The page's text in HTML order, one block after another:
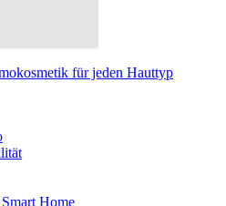
für jeden Hauttyp
Home